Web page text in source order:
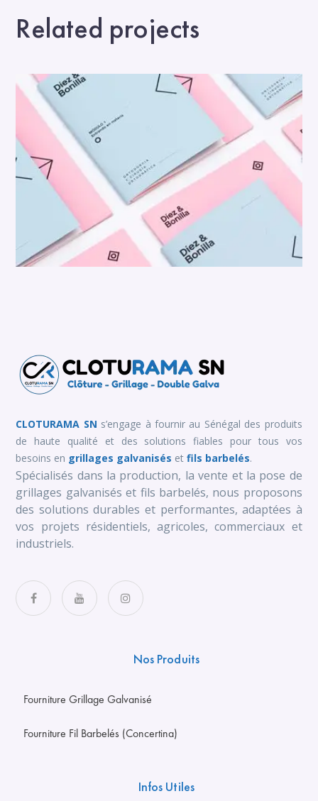
Related projects
CLOTURAMA SN s’engage à fournir au Sénégal des produits
de haute qualité et des solutions fiables pour tous vos
besoins en grillages galvanisés etfils barbelés.
Spécialisés dans la production, la vente et la pose de
grillages galvanisés et fils barbelés, nous proposons
des solutions durables et performantes, adaptées à
vos projets résidentiels, agricoles, commerciaux et
industriels.
Nos Produits
Fourniture Grillage Galvanisé
Fourniture Fil Barbelés (Concertina)
Infos Utiles